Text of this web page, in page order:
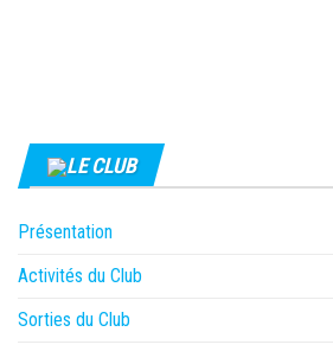
LE CLUB
Présentation
Activités du Club
Sorties du Club